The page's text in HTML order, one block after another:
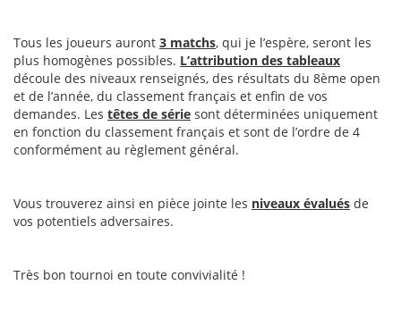
Tous les joueurs auront 3 matchs, qui je l’espère, seront les
plus homogènes possibles. L’attribution des tableaux
découle des niveaux renseignés, des résultats du 8ème open
et de l’année, du classement français et enfin de vos
demandes. Les têtes de série sont déterminées uniquement
en fonction du classement français et sont de l’ordre de 4
conformément au règlement général.
Vous trouverez ainsi en pièce jointe les niveaux évalués de
vos potentiels adversaires.
Très bon tournoi en toute convivialité !